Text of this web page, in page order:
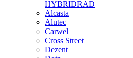
HYBRIDRAD
Alcasta
Alutec
Carwel
Cross Street
Dezent